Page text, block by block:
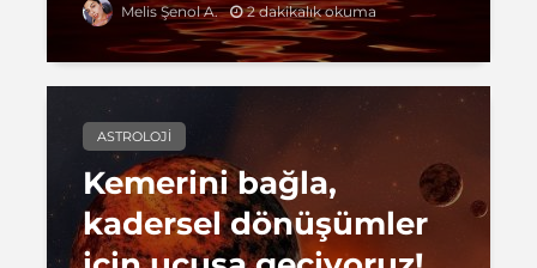
Melis Şenol A. 2 dakikalık okuma
ASTROLOJI
Kemerini bağla,
kadersel dönüşümler